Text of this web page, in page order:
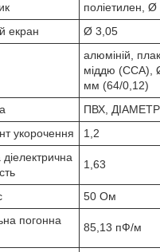
поліетилен,
екран
Ø 3,05
алюміній,
міддю (CCA),
мм (64/0,12)
ПВХ,
укорочення
1,2
діелектрична
1,63
50 Ом
погонна
85,13 пФ/м